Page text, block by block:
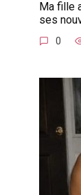
Ma fille
ses
0